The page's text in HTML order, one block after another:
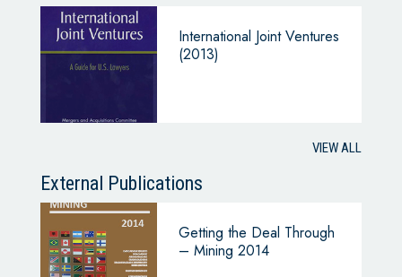
International Joint Ventures
(2013)
VIEW ALL
External Publications
Getting the Deal Through
– Mining 2014